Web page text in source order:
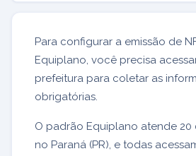
Para configurar a emissão de
Equiplano, você precisa
prefeitura para coletar as
obrigatórias.
O padrão Equiplano atende 20
no Paraná (PR), e todas